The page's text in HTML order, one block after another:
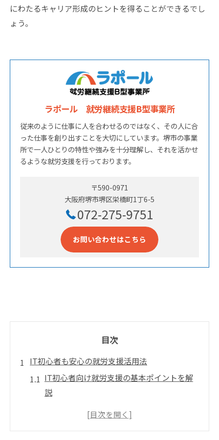
にわたるキャリア形成のヒントを得ることができるでし
ょう。
ラポール 就労継続支援B型事業所
従来のように仕事に人を合わせるのではなく、その人に合
った仕事を創り出すことを大切にしています。堺市の事業
所で一人ひとりの特性や強みを十分理解し、それを活かせ
るような就労支援を行っております。
〒590-0971
大阪府堺市堺区栄橋町1丁6-5
072-275-9751
お問い合わせはこちら
目次
IT初心者も安心の就労支援活用法
IT初心者向け就労支援の基本ポイントを解
説
IT分野で堺市の支援を活用する具体的な流